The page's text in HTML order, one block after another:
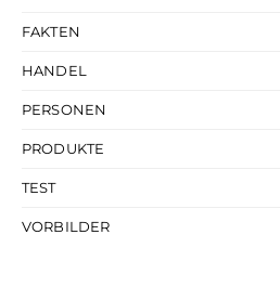
FAKTEN
HANDEL
PERSONEN
PRODUKTE
TEST
VORBILDER